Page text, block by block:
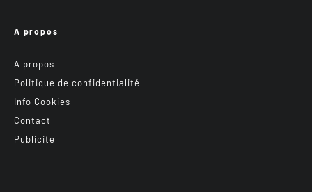
A propos
A propos
Politique de confidentialité
Info Cookies
Contact
Publicité